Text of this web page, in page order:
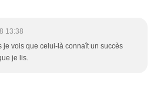
13:38
je vois que celui-là connaît un succès
je lis.